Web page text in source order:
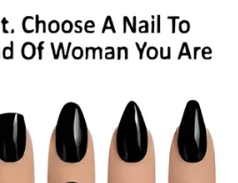
ideja mogli bi vam potpuno